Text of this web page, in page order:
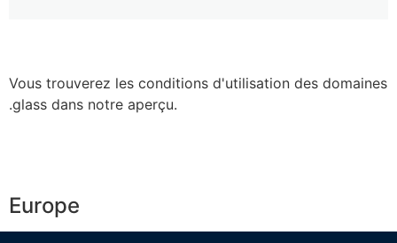
Vous trouverez les conditions d'utilisation des domaines
.glass dans notre aperçu.
Europe